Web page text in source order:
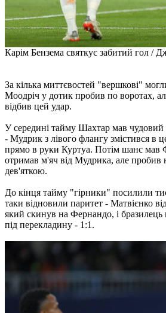
Карім Бензема святкує забитий гол /
За кілька миттєвостей "вершкові"
Моодріч у дотик пробив по воротах,
відбив цей удар.
У середині тайму Шахтар мав чудовий
- Мудрик з лівого флангу змістився в
прямо в руки Куртуа. Потім шанс мав
отримав м'яч від Мудрика, але пробив
дев'яткою.
До кінця тайму "гірники" посилили
таки відновили паритет - Матвієнко
який скинув на Фернандо, і бразилець
під перекладину - 1:1.